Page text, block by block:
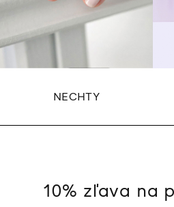
NECHTY
10% zľava na